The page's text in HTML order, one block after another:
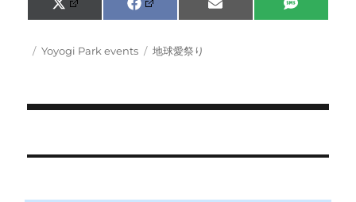
Share
on
X
(
w
i
r
Share
on
F
a
e
Share
on
E
m
Share
on
S
M
Posted
Categories
Yoyogi Park events Tags
地球愛祭り
navigation